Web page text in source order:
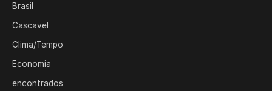
Brasil
Cascavel
Clima/Tempo
Economia
encontrados